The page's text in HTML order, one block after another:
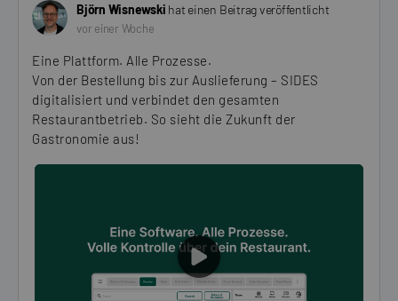
Björn Wisnewski hat einen Beitrag veröffentlicht
vor einer Woche
Eine Plattform. Alle Prozesse.
Von der Bestellung bis zur Auslieferung – SIDES
digitalisiert und verbindet den gesamten
Restaurantbetrieb. So sieht die Zukunft der
Gastronomie aus!
PLAY
VIDEO